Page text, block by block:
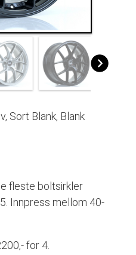
Sort Blank, Blank
fleste boltsirkler
Innpress mellom 40-
for 4.